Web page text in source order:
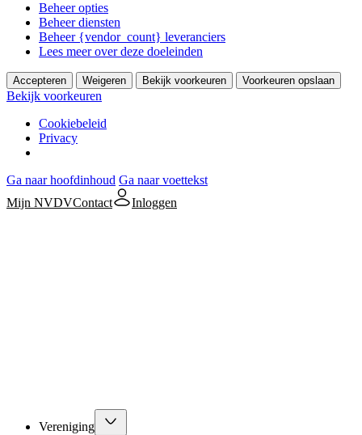
Beheer opties
Beheer diensten
Beheer {vendor_count} leveranciers
Lees meer over deze doeleinden
Accepteren Weigeren Bekijk voorkeuren Voorkeuren opslaan
Bekijk voorkeuren
Cookiebeleid
Privacy
Ga naar hoofdinhoud Ga naar voettekst
Mijn NVDVContact Inloggen
Vereniging